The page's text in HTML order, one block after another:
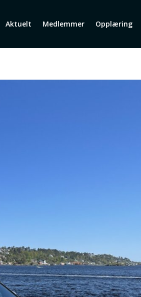
Aktuelt Medlemmer Opplæring